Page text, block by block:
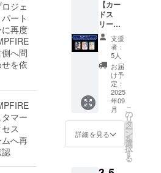
ジェ
ート
再度
へ問
を依
マー
ス
へ再
ナーの
掲載は
不可 ・
支援
時、必
ず備考
欄に希
望され
るお名
前をご
記入く
ださい
掲載順
は、支
のリン
クを掲
載しま
す。 ※
クラウ
ドファ
ンディ
ング限
定カー
ド、
ブース
ター
パック
の特典
(文字情
報のみ)
※クラウ
ドファ
ンディ
ング限
定カー
ド、
ブース
ター
パック
の特典
は付属
しませ
【カー
ドス
リーブ
②《ク
ラファ
ン書下
ろしイ
ラスト3
点セッ
ト》】
カード
を保護
する
カード
スリー
ブで
55枚入
支援
者：
5人
お届
け予
定：
2025
年09
月
詳細を見る
こ
の
リ
タ
ー
ン
を
選
択
す
る